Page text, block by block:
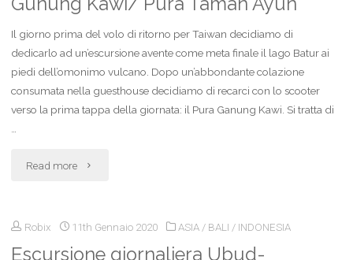
Ubud/Pura
Danu
Bratan/Lovina/Pemuteran"
Il giorno prima del volo di ritorno per Taiwan decidiamo di
dedicarlo ad un’escursione avente come meta finale il lago Batur ai
piedi dell’omonimo vulcano. Dopo un’abbondante colazione
consumata nella guesthouse decidiamo di recarci con lo scooter
verso la prima tappa della giornata: il Pura Ganung Kawi. Si tratta di
…
Read more "Escursione
Ubud/Pura
Robix 11th Gennaio 2020 ASIA / BALI / INDONESIA
Escursione giornaliera Ubud-